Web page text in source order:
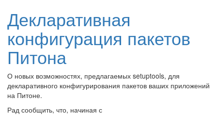
Декларативная
конфигурация пакетов
Питона
О новых возможностях, предлагаемых setuptools, для
декларативного конфигурирования пакетов ваших приложений
на Питоне.
Рад сообщить, что, начиная с